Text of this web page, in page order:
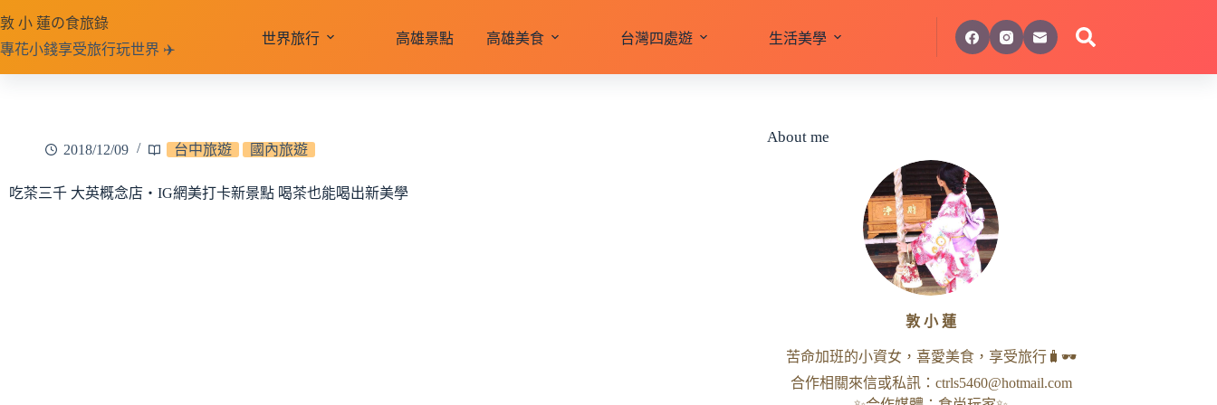
至
主
要
敦 小 蓮の食旅錄
專花小錢享受旅行玩世界 ✈️
世界旅行 高雄景點 高雄美食 台灣四處遊 生活美學
2018/12/09 台中旅遊 國內旅遊
吃茶三千 大英概念店‧IG網美打卡新景點 喝茶也能喝出新美學
About me
敦 小 蓮
苦命加班的小資女，喜愛美食，享受旅行🧳🕶
合作相關來信或私訊： ctrls5460@hotmail.com